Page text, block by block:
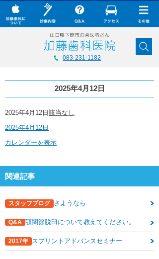
2025年4月12日
2025
4
12
2025年4月12日 該当なし
2025年4月12日
カレンダーを表示
関連記事
スタッフブログ さようなら
Q&A 顎関節脱臼について教えてください。
2017年 スプリントアドバンスセミナー
× CLOSE
加藤歯科について
加藤歯科の最新技術
コラム
無料メール相談
スタッフ募集
加藤歯科ブログ
下関観光ガイド
年賀状・暑中お見舞い